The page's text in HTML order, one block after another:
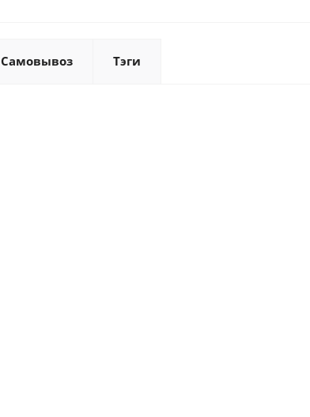
Самовывоз Тэги